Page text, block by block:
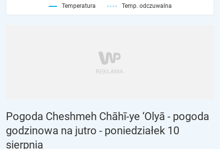
Temperatura Temp. odczuwalna
Pogoda Cheshmeh Chāhī-ye ‘Olyā - pogoda
godzinowa na jutro - poniedziałek 10
sierpnia